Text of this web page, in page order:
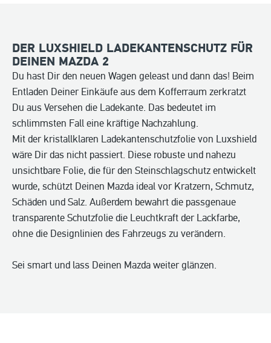
DER LUXSHIELD LADEKANTENSCHUTZ FÜR
DEINEN MAZDA 2
Du hast Dir den neuen Wagen geleast und dann das! Beim
Entladen Deiner Einkäufe aus dem Kofferraum zerkratzt
Du aus Versehen die Ladekante. Das bedeutet im
schlimmsten Fall eine kräftige Nachzahlung.
Mit der kristallklaren Ladekantenschutzfolie von Luxshield
wäre Dir das nicht passiert. Diese robuste und nahezu
unsichtbare Folie, die für den Steinschlagschutz entwickelt
wurde, schützt Deinen Mazda ideal vor Kratzern, Schmutz,
Schäden und Salz. Außerdem bewahrt die passgenaue
transparente Schutzfolie die Leuchtkraft der Lackfarbe,
ohne die Designlinien des Fahrzeugs zu verändern.
Sei smart und lass Deinen Mazda weiter glänzen.